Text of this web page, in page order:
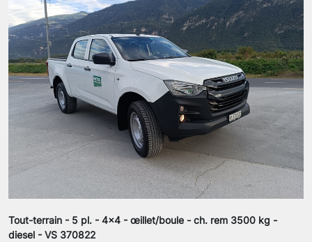
Tout-terrain - 5 pl. - 4x4 - œillet/boule - ch. rem 3500 kg -
diesel - VS 370822